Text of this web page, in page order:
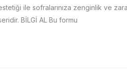
ile sofralarınıza zenginlik ve
BİLGİ AL Bu formu